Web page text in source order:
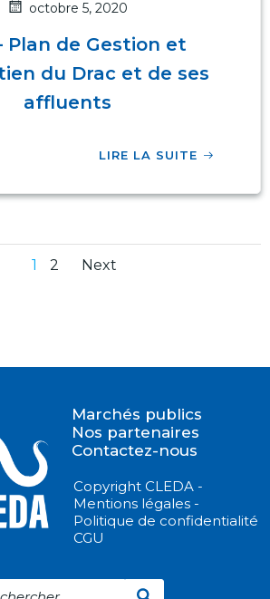
octobre 5, 2020
Plan de Gestion et
du Drac et de ses
affluents
LIRE LA SUITE
Posts
Page
1 Page
2
Posts
Next
Marchés publics
Nos partenaires
Contactez-nous
Copyright CLEDA -
Mentions légales -
Politique de confidentialité
CGU